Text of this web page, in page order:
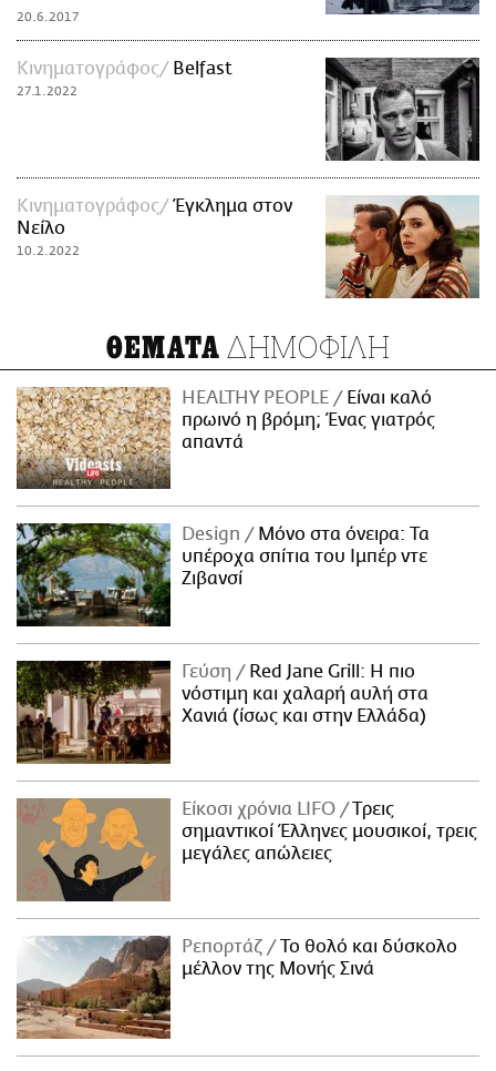
20.6.2017
Κινηματογράφος Belfast
27.1.2022
Κινηματογράφος Έγκλημα στον
Νείλο
10.2.2022
ΘΕΜΑΤΑ ΔΗΜΟΦΙΛΗ
HEALTHY PEOPLE
Είναι καλό
πρωινό η βρόμη; Ένας γιατρός
απαντά
Design
Μόνο στα όνειρα: Τα
υπέροχα σπίτια του Ιμπέρ ντε
Ζιβανσί
Γεύση
Red Jane Grill: Η πιο
νόστιμη και χαλαρή αυλή στα
Χανιά (ίσως και στην Ελλάδα)
Είκοσι χρόνια LIFO
Tρεις
σημαντικοί Έλληνες μουσικοί, τρεις
μεγάλες απώλειες
Ρεπορτάζ
Το θολό και δύσκολο
μέλλον της Μονής Σινά